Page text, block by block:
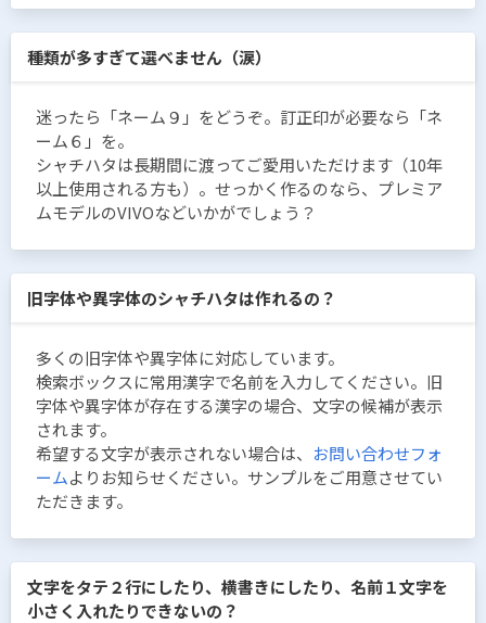
種類が多すぎて選べません（涙）
迷ったら「ネーム９」をどうぞ。訂正印が必要なら「ネ
ーム６」を。
シャチハタは長期間に渡ってご愛用いただけます（10年
以上使用される方も）。せっかく作るのなら、プレミア
ムモデルのVIVOなどいかがでしょう？
旧字体や異字体のシャチハタは作れるの？
多くの旧字体や異字体に対応しています。
検索ボックスに常用漢字で名前を入力してください。旧
字体や異字体が存在する漢字の場合、文字の候補が表示
されます。
希望する文字が表示されない場合は、 お問い合わせフォ
ームよりお知らせください。サンプルをご用意させてい
ただきます。
文字をタテ２行にしたり、横書きにしたり、名前１文字を
小さく入れたりできないの？